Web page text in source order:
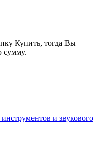
Купить, тогда Вы
сумму.